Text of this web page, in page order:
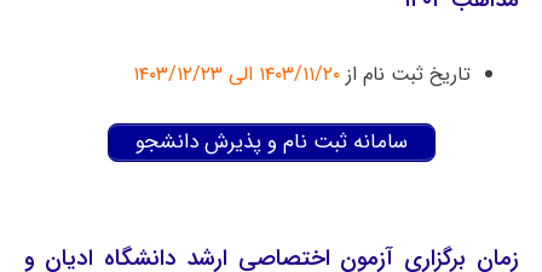
تاریخ ثبت نام از۱۴۰۳/۱۱/۲۰ الی ۱۴۰۳/۱۲/۲۳
سامانه ثبت نام و پذیرش دانشجو
زمان برگزاری آزمون اختصاصی ارشد دانشگاه ادیان و